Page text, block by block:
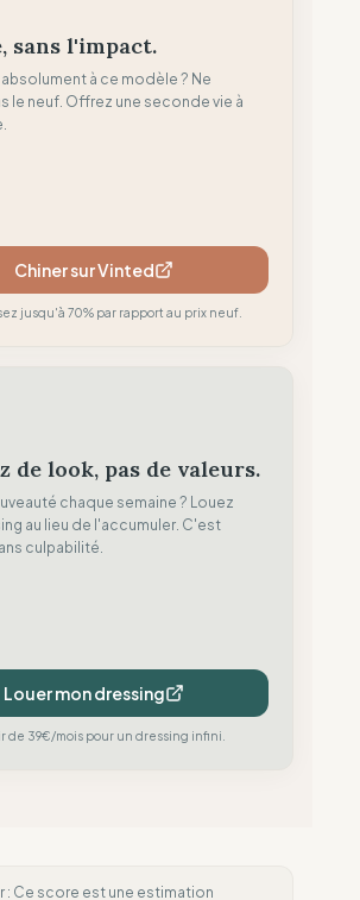
sans l'impact.
à ce modèle ? Ne
le neuf. Offrez une seconde vie à
Chiner sur Vinted
jusqu'à 70% par rapport au prix neuf.
de look, pas de valeurs.
chaque semaine ? Louez
au lieu de l'accumuler. C'est
culpabilité.
Louer mon dressing
de 39€/mois pour un dressing infini.
: Ce score est une estimation